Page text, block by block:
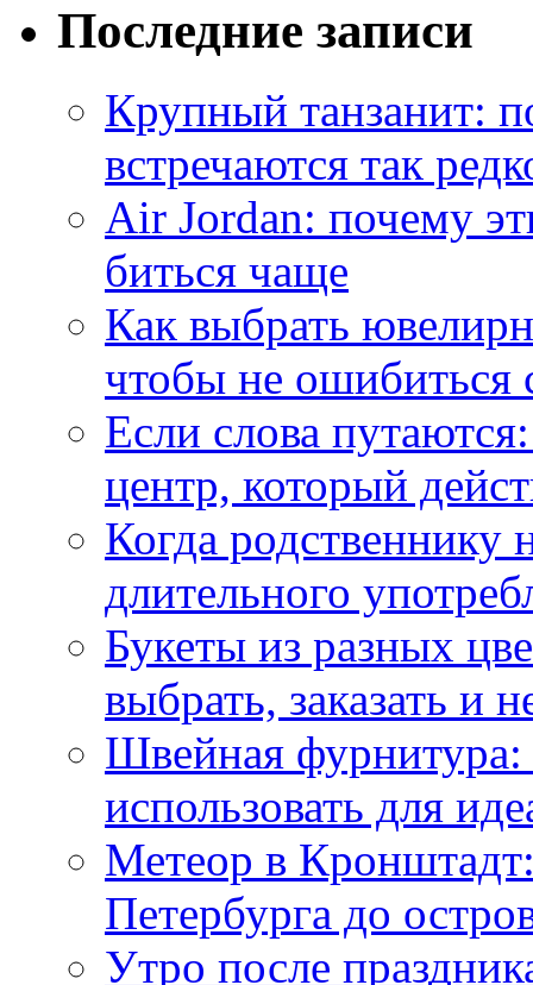
Последние записи
Крупный танзанит:
встречаются так
Air Jordan: почему
биться чаще
Как выбрать
чтобы не ошибиться
Если слова
центр, который
Когда
длительного
Букеты из разных
выбрать, заказать и
Швейная фурнитура:
использовать для
Метеор в
Петербурга до
Утро после